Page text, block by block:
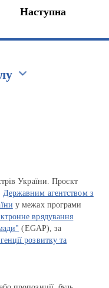
Наступна
України. Проєкт
Державним агентством з
у межах програми
врядування
(EGAP), за
розвитку та